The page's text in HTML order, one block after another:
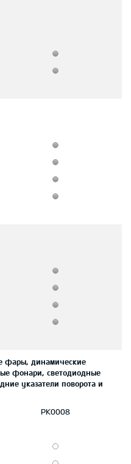
фары, динамические
фонари, светодиодные
указатели поворота и
PK0008